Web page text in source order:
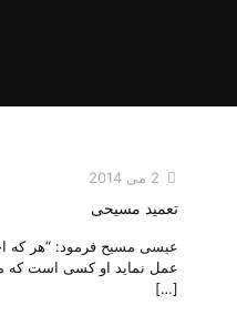
2 می 2014
تعمید مسیحی‌
عيسی مسيح فرمود: “هر که
عمل نمايد او کسی است که
[…]